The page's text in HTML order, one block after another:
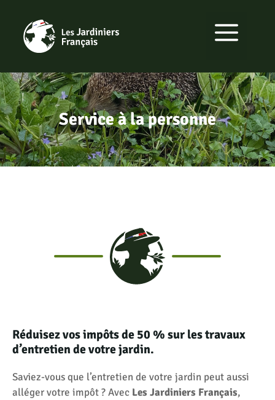
contenu
MENU
Service à la personne
Réduisez vos impôts de 50 % sur les travaux
d’entretien de votre jardin.
Saviez-vous que l’entretien de votre jardin peut aussi
alléger votre impôt ? Avec Les Jardiniers Français,